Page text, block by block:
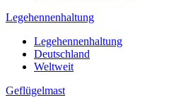
Legehennenhaltung
Legehennenhaltung
Deutschland
Weltweit
Geflügelmast